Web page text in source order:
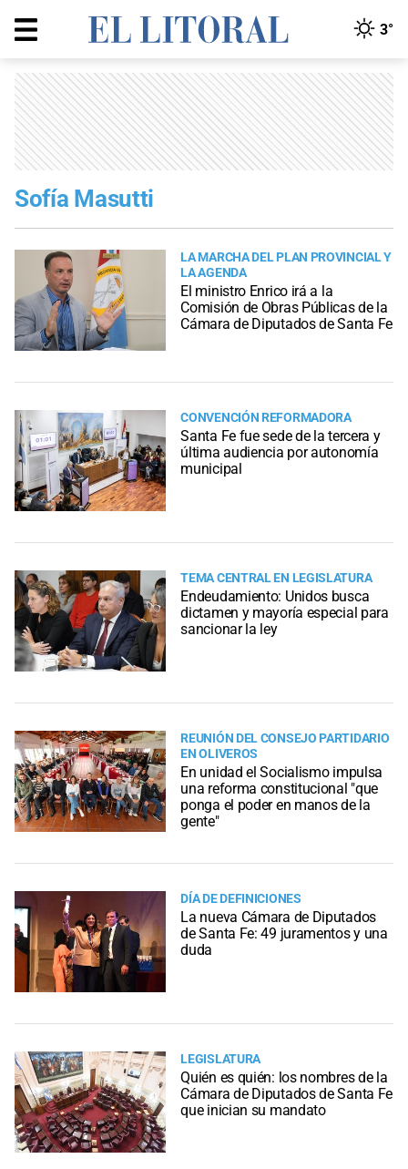
3°
Sofía Masutti
LA MARCHA DEL PLAN PROVINCIAL Y
LA AGENDA
El ministro Enrico irá a la
Comisión de Obras Públicas de la
Cámara de Diputados de Santa Fe
CONVENCIÓN REFORMADORA
Santa Fe fue sede de la tercera y
última audiencia por autonomía
municipal
TEMA CENTRAL EN LEGISLATURA
Endeudamiento: Unidos busca
dictamen y mayoría especial para
sancionar la ley
REUNIÓN DEL CONSEJO PARTIDARIO
EN OLIVEROS
En unidad el Socialismo impulsa
una reforma constitucional "que
ponga el poder en manos de la
gente"
DÍA DE DEFINICIONES
La nueva Cámara de Diputados
de Santa Fe: 49 juramentos y una
duda
LEGISLATURA
Quién es quién: los nombres de la
Cámara de Diputados de Santa Fe
que inician su mandato